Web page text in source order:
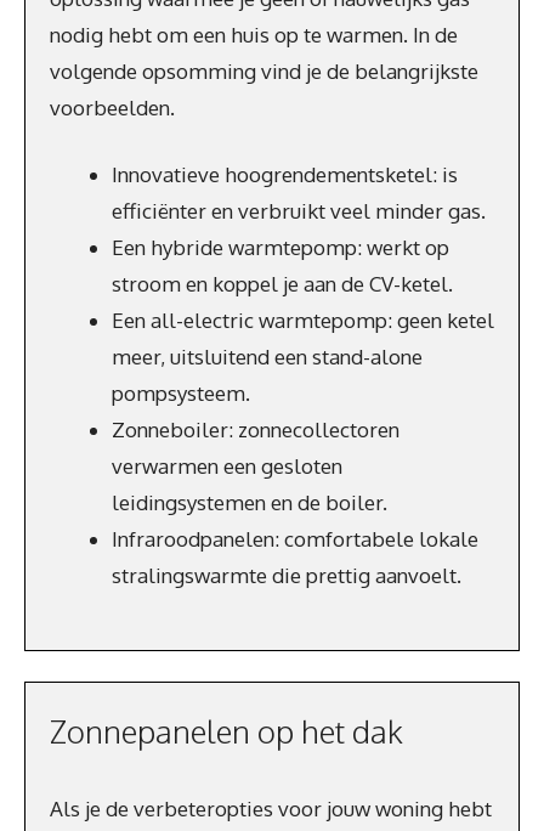
nodig hebt om een huis op te warmen. In de
volgende opsomming vind je de belangrijkste
voorbeelden.
Innovatieve hoogrendementsketel: is
efficiënter en verbruikt veel minder gas.
Een hybride warmtepomp: werkt op
stroom en koppel je aan de CV-ketel.
Een all-electric warmtepomp: geen ketel
meer, uitsluitend een stand-alone
pompsysteem.
Zonneboiler: zonnecollectoren
verwarmen een gesloten
leidingsystemen en de boiler.
Infraroodpanelen: comfortabele lokale
stralingswarmte die prettig aanvoelt.
Zonnepanelen op het dak
Als je de verbeteropties voor jouw woning hebt